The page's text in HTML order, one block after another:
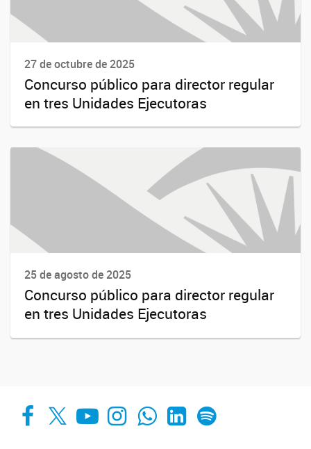
27 de octubre de 2025
Concurso público para director regular
en tres Unidades Ejecutoras
25 de agosto de 2025
Concurso público para director regular
en tres Unidades Ejecutoras
Facebook
X YouTube
Instagram
Whats AppLinkedIn
Spotify